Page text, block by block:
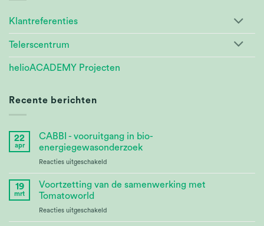
Klantreferenties
Telerscentrum
helioACADEMY Projecten
Recente berichten
22
apr
CABBI - vooruitgang in bio-
energiegewasonderzoek
Reacties uitgeschakeld
CABBI
–
Research
19
mrt
Voortzetting van de samenwerking met
Tomatoworld
Reacties uitgeschakeld
Continuing